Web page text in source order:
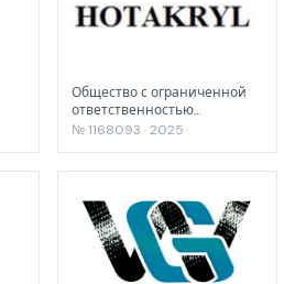
Общество с ограниченной
ответственностью
Лакокрасочное предприятие
№ 1168093 · 2025